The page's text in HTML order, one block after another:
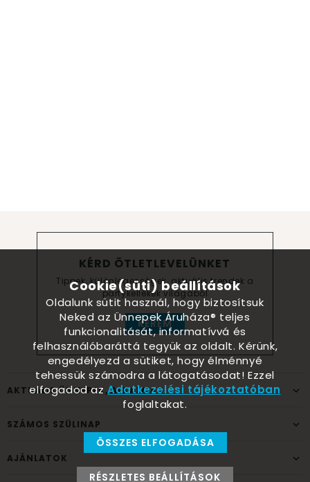
KÉRD ÖTLETLEVELÜNKET
Tippek, különlegességek, aktuális trendek a
partykellékek világából
KÉREM
AKTUÁLIS ÜNNEPEK, ALKALMAK
SZÁMOS SZÜLINAP
AJÁNLATOK
Cookie(süti) beállítások
Oldalunk sütit használ, hogy biztosítsuk
Neked az Ünnepek Áruháza® teljes
funkcionalitását, informatívvá és
felhasználóbaráttá tegyük az oldalt. Kérünk,
engedélyezd a sütiket, hogy élménnyé
tehessük számodra a látogatásodat! Ezzel
elfogadod azAdatkezelési tájékoztatóban
foglaltakat.
ÖSSZES ELFOGADÁSA
RÉSZLETES BEÁLLÍTÁSOK